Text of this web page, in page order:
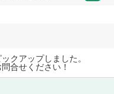
クアップしました。
合せください！